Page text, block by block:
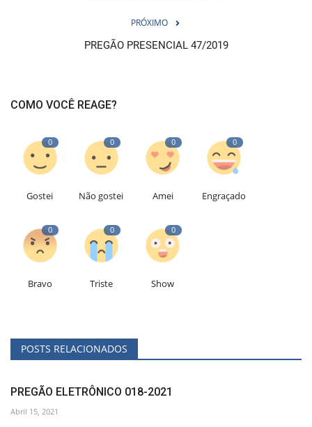
PRÓXIMO
PREGÃO PRESENCIAL 47/2019
COMO VOCÊ REAGE?
0
Gostei
0
Não gostei
0
Amei
0
Engraçado
0
Bravo
0
Triste
0
Show
POSTS RELACIONADOS
PREGÃO ELETRÔNICO 018-2021
Abril 15, 2021